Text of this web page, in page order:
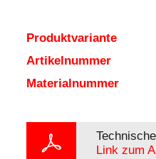
Produktvariante
Artikelnummer
Materialnummer
Link zum